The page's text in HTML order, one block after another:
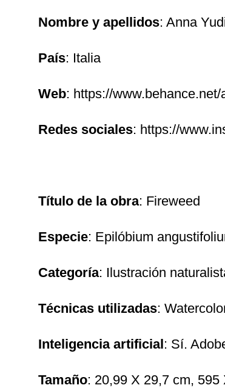
Nombre y apellidos: Anna
País: Italia
Web: https://www.behance.net/
Redes sociales: https://
Título de la obra: Fireweed
Especie: Epilóbium
Categoría: Ilustración
Técnicas utilizadas:
Inteligencia artificial: Sí.
Tamaño: 20,99 X 29,7 cm, 595